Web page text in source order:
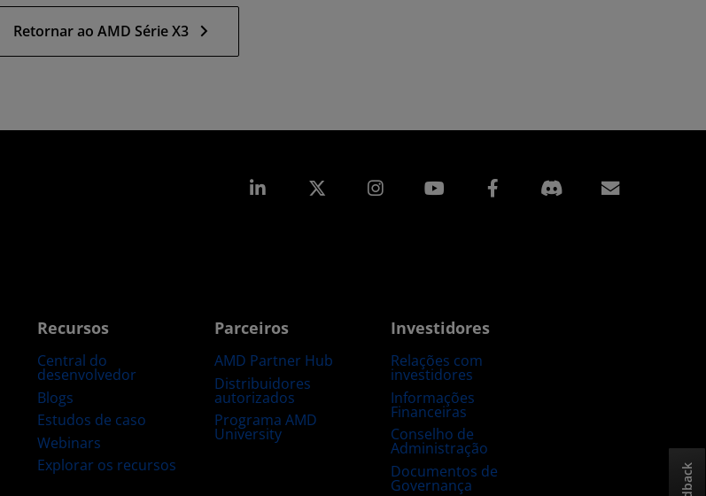
Retornar ao AMD Série X3
Linkedin Instagram Facebook
Recursos
Central do
desenvolvedor
Blogs
Estudos de caso
Webinars
Explorar os recursos
Parceiros
AMD Partner Hub
Distribuidores
autorizados
Programa AMD
University
Investidores
Relações com
investidores
Informações
Financeiras
Conselho de
Administração
Documentos de
Governança